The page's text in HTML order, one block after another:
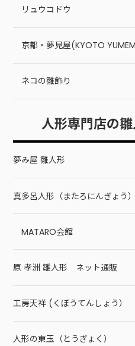
リュウコドウ
京都・夢見屋(KYOTO
ネコの雛飾り
人形専門店の
夢み屋 雛人形
真多呂人形（またろにんぎょう）
MATARO会館
原 孝洲 雛人形 ネット通販
工房天祥 (くぼうてんしょう）
人形の東玉（とうぎょく）